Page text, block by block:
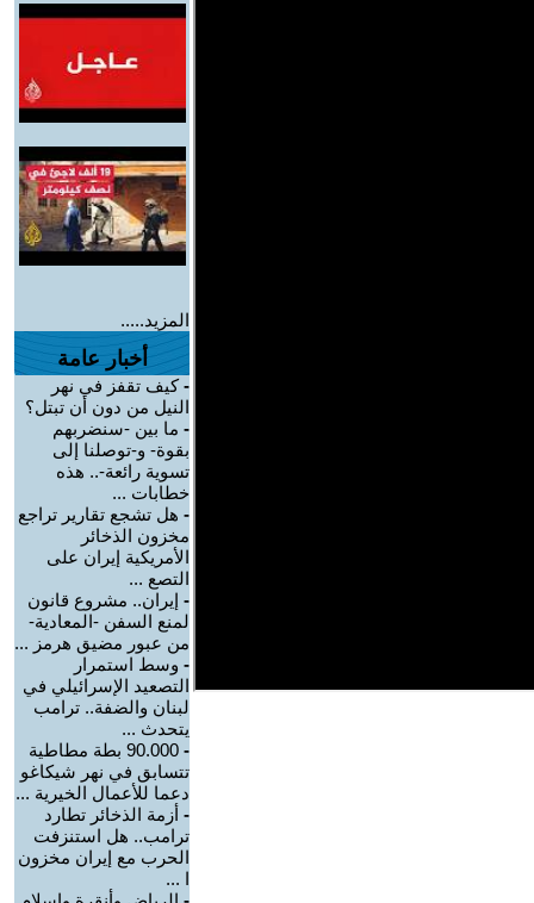
المزيد.....
أخبار عامة
-كيف تقفز في نهر
النيل من دون أن تبتل؟
- ما بين -سنضربهم
بقوة- و-توصلنا إلى
تسوية رائعة-.. هذه
خطابات ...
- هل تشجع تقارير تراجع
مخزون الذخائر
الأمريكية إيران على
التصع ...
- إيران.. مشروع قانون
لمنع السفن -المعادية-
من عبور مضيق هرمز ...
- وسط استمرار
التصعيد الإسرائيلي في
لبنان والضفة.. ترامب
يتحدث ...
-
90.000 بطة مطاطية
تتسابق في نهر شيكاغو
دعما للأعمال الخيرية ...
- أزمة الذخائر تطارد
ترامب.. هل استنزفت
الحرب مع إيران مخزون
ا ...